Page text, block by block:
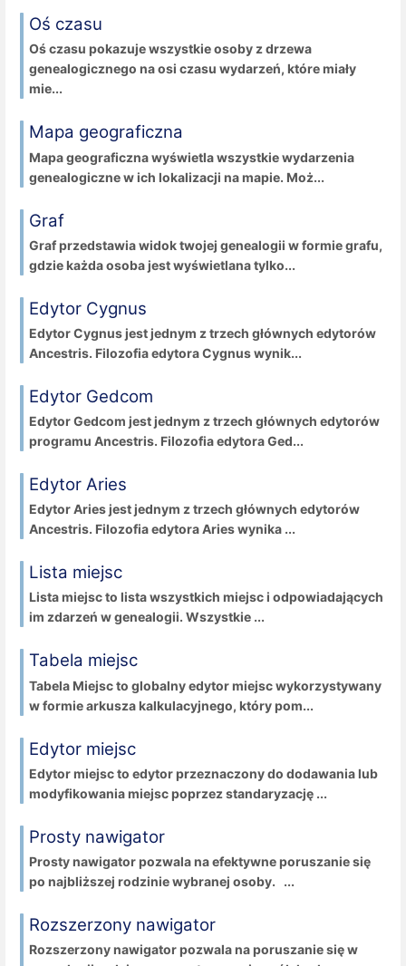
Oś czasu
Oś czasu pokazuje wszystkie osoby z drzewa
genealogicznego na osi czasu wydarzeń, które miały
mie...
Mapa geograficzna
Mapa geograficzna wyświetla wszystkie wydarzenia
genealogiczne w ich lokalizacji na mapie. Moż...
Graf
Graf przedstawia widok twojej genealogii w formie grafu,
gdzie każda osoba jest wyświetlana tylko...
Edytor Cygnus
Edytor Cygnus jest jednym z trzech głównych edytorów
Ancestris. Filozofia edytora Cygnus wynik...
Edytor Gedcom
Edytor Gedcom jest jednym z trzech głównych edytorów
programu Ancestris. Filozofia edytora Ged...
Edytor Aries
Edytor Aries jest jednym z trzech głównych edytorów
Ancestris. Filozofia edytora Aries wynika ...
Lista miejsc
Lista miejsc to lista wszystkich miejsc i odpowiadających
im zdarzeń w genealogii. Wszystkie ...
Tabela miejsc
Tabela Miejsc to globalny edytor miejsc wykorzystywany
w formie arkusza kalkulacyjnego, który pom...
Edytor miejsc
Edytor miejsc to edytor przeznaczony do dodawania lub
modyfikowania miejsc poprzez standaryzację ...
Prosty nawigator
Prosty nawigator pozwala na efektywne poruszanie się
po najbliższej rodzinie wybranej osoby. ...
Rozszerzony nawigator
Rozszerzony nawigator pozwala na poruszanie się w